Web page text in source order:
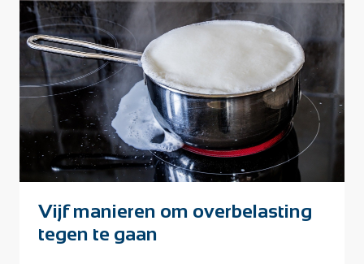
Vijf manieren om overbelasting
tegen te gaan